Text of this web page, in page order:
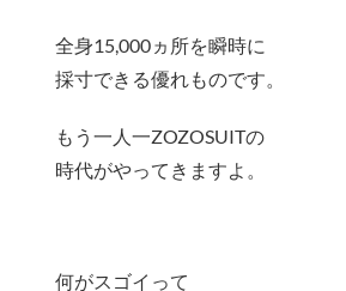
全身15,000ヵ所を瞬時に
採寸できる優れものです。
もう一人一ZOZOSUITの
時代がやってきますよ。
何がスゴイって